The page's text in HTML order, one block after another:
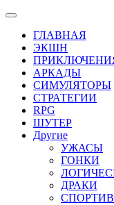
ГЛАВНАЯ
ЭКШН
АРКАДЫ
СИМУЛЯТОРЫ
СТРАТЕГИИ
RPG
ШУТЕР
Другие
УЖАСЫ
ГОНКИ
ДРАКИ